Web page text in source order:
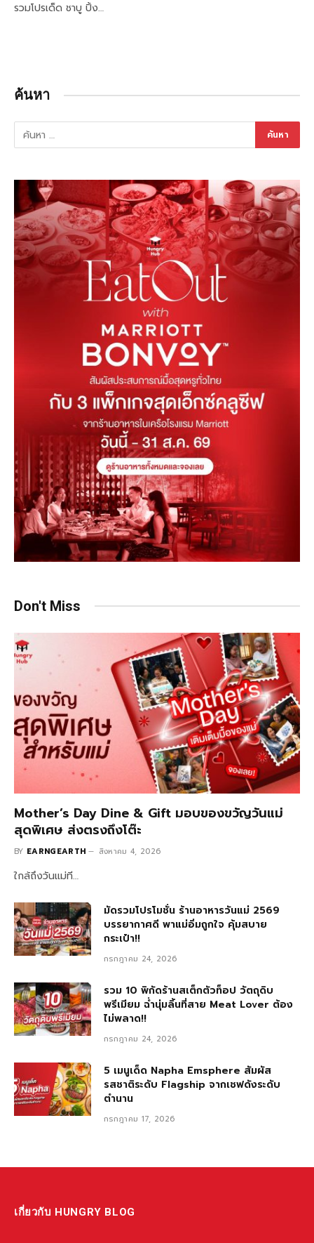
รวมโปรเด็ด ชาบู ปิ้ง…
ค้นหา
Don't Miss
Mother’s Day Dine & Gift มอบของขวัญวันแม่
สุดพิเศษ ส่งตรงถึงโต๊ะ
BY EARNGEARTH สิงหาคม 4, 2026
ใกล้ถึงวันแม่ที…
มัดรวมโปรโมชั่น ร้านอาหารวันแม่ 2569
บรรยากาศดี พาแม่อิ่มถูกใจ คุ้มสบาย
กระเป๋า!!
กรกฎาคม 24, 2026
รวม 10 พิกัดร้านสเต็กตัวท็อป วัตถุดิบ
พรีเมียม ฉ่ำนุ่มลิ้นที่สาย Meat Lover ต้อง
ไม่พลาด!!
กรกฎาคม 24, 2026
5 เมนูเด็ด Napha Emsphere สัมผัส
รสชาติระดับ Flagship จากเชฟดังระดับ
ตำนาน
กรกฎาคม 17, 2026
เกี่ยวกับ HUNGRY BLOG